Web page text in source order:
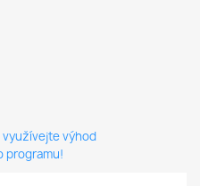
výhod
programu!